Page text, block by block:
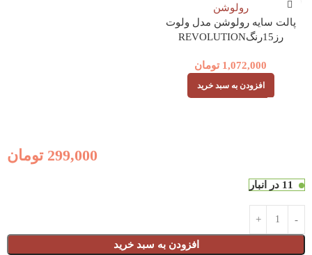
پالت سایه رولوشن مدل ولوت
رز15رنگREVOLUTION
1,072,000 تومان
افزودن به سبد خرید
299,000 تومان
11 در انبار
افزودن به سبد خرید